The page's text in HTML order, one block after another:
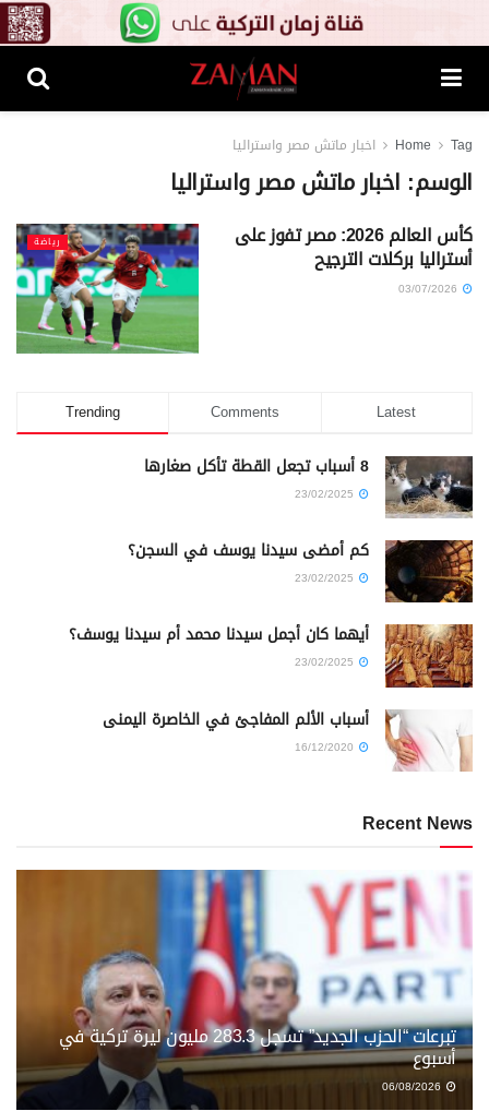
Home Tag اخبار ماتش مصر واستراليا
الوسم: اخبار ماتش مصر واستراليا
رياضة كأس العالم 2026: مصر تفوز على
أستراليا بركلات الترجيح
Trending Comments Latest
8 أسباب تجعل القطة تأكل صغارها
كم أمضى سيدنا يوسف في السجن؟
أيهما كان أجمل سيدنا محمد أم سيدنا يوسف؟
أسباب الألم المفاجئ في الخاصرة اليمنى
Recent News
تبرعات “الحزب الجديد” تسجل 283.3 مليون ليرة تركية في
أسبوع